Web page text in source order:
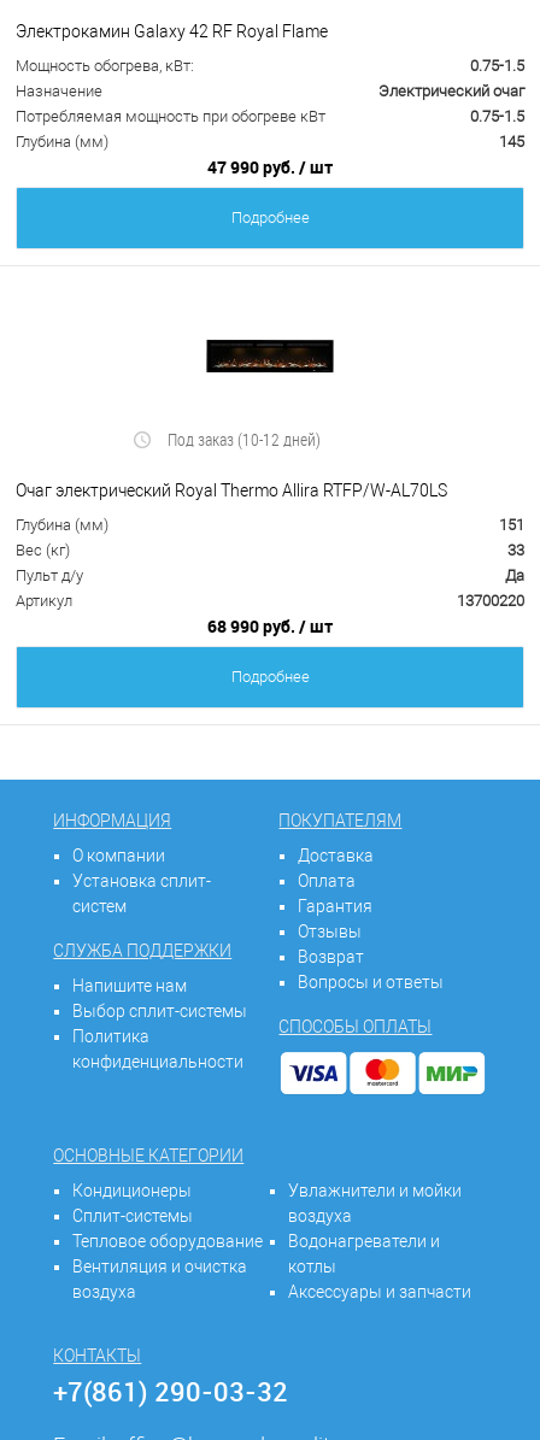
Электрокамин Galaxy 42 RF Royal Flame
Мощность обогрева, кВт:
0.75-1.5
Назначение
Электрический очаг
Потребляемая мощность при обогреве кВт
0.75-1.5
Глубина (мм)
145
47 990 руб. / шт
Подробнее
Под заказ (10-12 дней)
Очаг электрический Royal Thermo Allira RTFP/W-AL70LS
Глубина (мм)
151
Вес (кг)
33
Пульт д/у
Да
Артикул
13700220
68 990 руб. / шт
Подробнее
ИНФОРМАЦИЯ
О компании
Установка сплит-
систем
СЛУЖБА ПОДДЕРЖКИ
Напишите нам
Выбор сплит-системы
Политика
конфиденциальности
ПОКУПАТЕЛЯМ
Доставка
Оплата
Гарантия
Отзывы
Возврат
Вопросы и ответы
СПОСОБЫ ОПЛАТЫ
ОСНОВНЫЕ КАТЕГОРИИ
Кондиционеры
Сплит-системы
Тепловое оборудование
Вентиляция и очистка
воздуха
Увлажнители и мойки
воздуха
Водонагреватели и
котлы
Аксессуары и запчасти
КОНТАКТЫ
+7(861) 290-03-32